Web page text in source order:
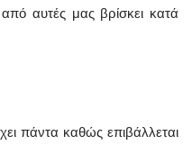
αυτές μας βρίσκει κατά
πάντα καθώς επιβάλλεται